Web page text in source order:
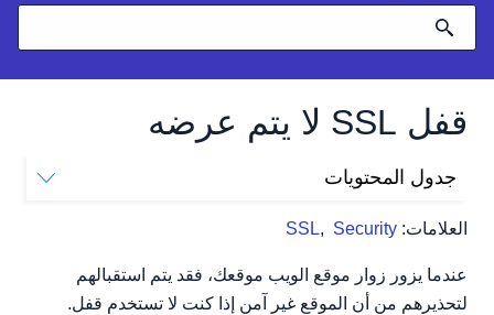
قفل SSL لا يتم عرضه
العلامات: SSL, Security
جدول المحتويات
بي؟
عندما يزور زوار موقع الويب موقعك، فقد يتم استقبالهم
لتحذيرهم من أن الموقع غير آمن إذا كنت لا تستخدم قفل.